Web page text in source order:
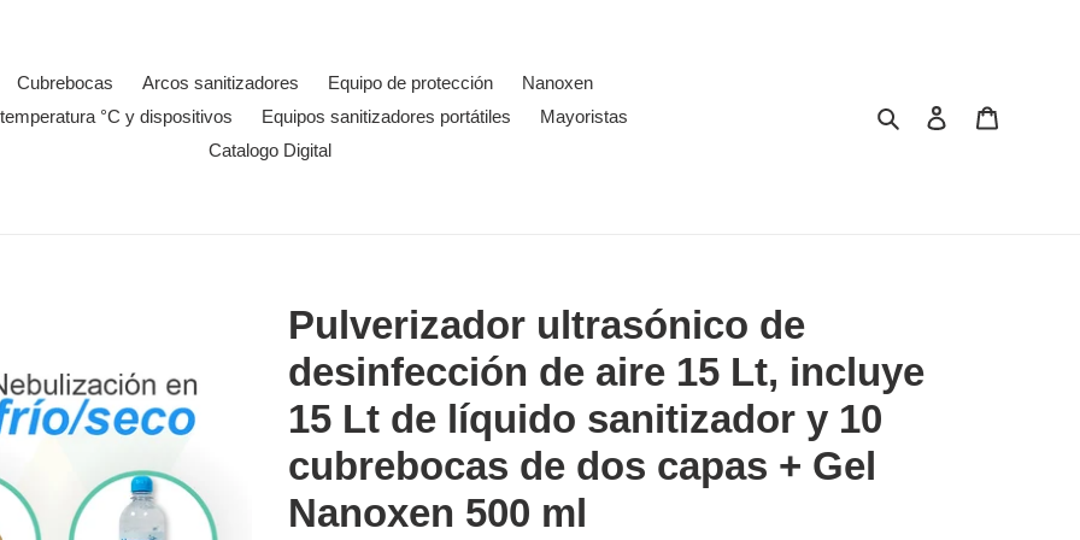
Cubrebocas Arcos sanitizadores Equipo de protección
Nanoxen
°C y dispositivos
Equipos sanitizadores portátiles
Mayoristas
Catalogo Digital
Buscar Ingresar
Pulverizador ultrasónico de
desinfección de aire 15 Lt, incluye
15 Lt de líquido sanitizador y 10
cubrebocas de dos capas + Gel
Nanoxen 500 ml